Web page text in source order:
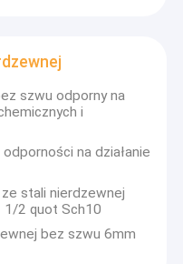
szwu odporny na
i
na działanie
stali nierdzewnej
1/2 quot Sch10
bez szwu 6mm
Co., Ltd
firma
304, 304 l, 321,
.Ponad 60%